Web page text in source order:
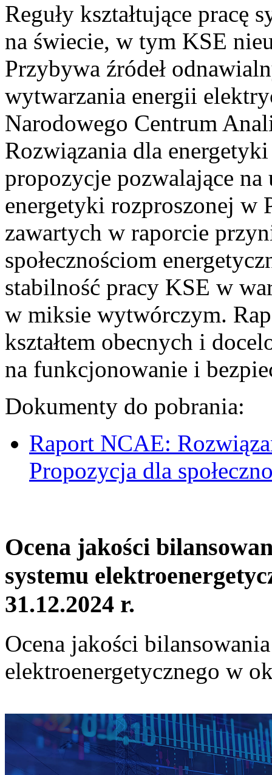
Reguły kształtujące pracę
na świecie, w tym KSE
Przybywa źródeł
wytwarzania energii
Narodowego Centrum
Rozwiązania dla
propozycje pozwalające
energetyki rozproszonej w
zawartych w raporcie
społecznościom
stabilność pracy KSE w
w miksie wytwórczym.
kształtem obecnych i
na funkcjonowanie i
Dokumenty do pobrania:
Raport NCAE:
Propozycja dla
Ocena jakości
systemu
31.12.2024 r.
Ocena jakości
elektroenergetycznego w